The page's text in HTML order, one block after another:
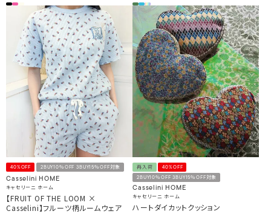
40%OFF 2BUY10％OFF 3BUY15％OFF対象
Casselini HOME
キャセリーニ ホーム
【FRUIT OF THE LOOM ×
Casselini】フルーツ柄ルームウェア
再入荷 40%OFF
2BUY10％OFF 3BUY15％OFF対象
Casselini HOME
キャセリーニ ホーム
ハートダイカットクッション